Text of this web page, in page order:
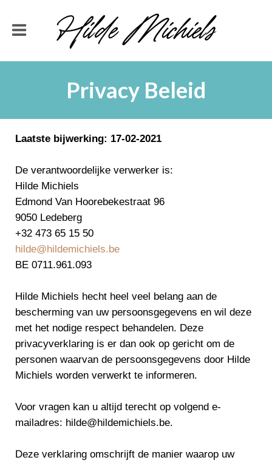
Privacy Beleid
Laatste bijwerking: 17-02-2021
De verantwoordelijke verwerker is:
Hilde Michiels
Edmond Van Hoorebekestraat 96
9050 Ledeberg
+32 473 65 15 50
hilde@hildemichiels.be
BE 0711.961.093
Hilde Michiels hecht heel veel belang aan de
bescherming van uw persoonsgegevens en wil deze
met het nodige respect behandelen. Deze
privacyverklaring is er dan ook op gericht om de
personen waarvan de persoonsgegevens door Hilde
Michiels worden verwerkt te informeren.
Voor vragen kan u altijd terecht op volgend e-
mailadres: hilde@hildemichiels.be.
Deze verklaring omschrijft de manier waarop uw